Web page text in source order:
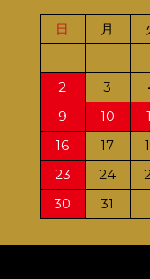
日 月
2
3
9
10
16
17
23
24
30
31